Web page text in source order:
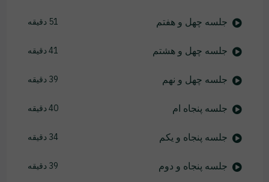
جلسه چهل و هفتم 51 دقیقه
جلسه چهل و هشتم 41 دقیقه
جلسه چهل و نهم 39 دقیقه
جلسه پنجاه ام 40 دقیقه
جلسه پنجاه و یکم 34 دقیقه
جلسه پنجاه و دوم 39 دقیقه